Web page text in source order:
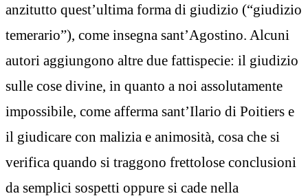
anzitutto quest’ultima forma di giudizio (“giudizio
temerario”), come insegna sant’Agostino. Alcuni
autori aggiungono altre due fattispecie: il giudizio
sulle cose divine, in quanto a noi assolutamente
impossibile, come afferma sant’Ilario di Poitiers e
il giudicare con malizia e animosità, cosa che si
verifica quando si traggono frettolose conclusioni
da semplici sospetti oppure si cade nella